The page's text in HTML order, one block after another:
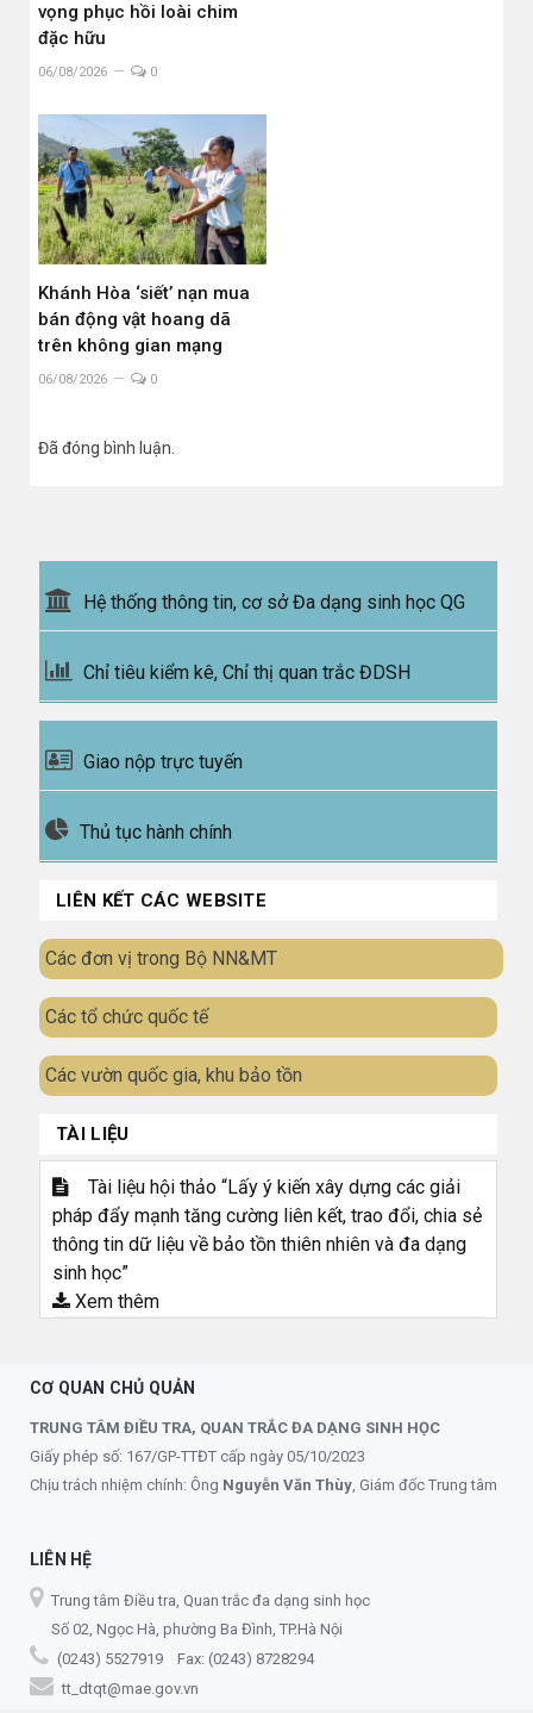
vọng phục hồi loài chim
đặc hữu
06/08/2026 0
Khánh Hòa ‘siết’ nạn mua
bán động vật hoang dã
trên không gian mạng
06/08/2026 0
Đã đóng bình luận.
Hệ thống thông tin, cơ sở Đa dạng sinh học QG
Chỉ tiêu kiểm kê, Chỉ thị quan trắc ĐDSH
Giao nộp trực tuyến
Thủ tục hành chính
LIÊN KẾT CÁC WEBSITE
Các đơn vị trong Bộ NN&MT
Các tổ chức quốc tế
Các vườn quốc gia, khu bảo tồn
TÀI LIỆU
Tài liệu hội thảo “Lấy ý kiến xây dựng các giải
pháp đẩy mạnh tăng cường liên kết, trao đổi, chia sẻ
thông tin dữ liệu về bảo tồn thiên nhiên và đa dạng
sinh học”
Xem thêm
CƠ QUAN CHỦ QUẢN
TRUNG TÂM ĐIỀU TRA, QUAN TRẮC ĐA DẠNG SINH HỌC
Giấy phép số: 167/GP-TTĐT cấp ngày 05/10/2023
Chịu trách nhiệm chính: Ông Nguyễn Văn Thùy , Giám đốc Trung tâm
LIÊN HỆ
Trung tâm Điều tra, Quan trắc đa dạng sinh học
Số 02, Ngọc Hà, phường Ba Đình, TP.Hà Nội
(0243) 5527919 Fax: (0243) 8728294
tt_dtqt@mae.gov.vn